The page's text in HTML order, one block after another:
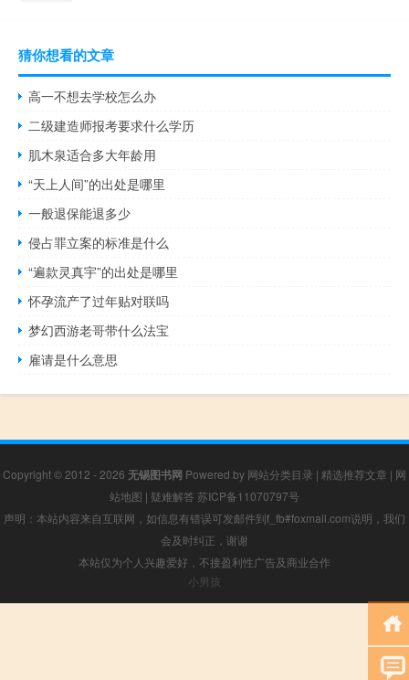
猜你想看的文章
高一不想去学校怎么办
二级建造师报考要求什么学历
肌木泉适合多大年龄用
“天上人间”的出处是哪里
一般退保能退多少
侵占罪立案的标准是什么
“遍款灵真宇”的出处是哪里
怀孕流产了过年贴对联吗
梦幻西游老哥带什么法宝
雇请是什么意思
Copyright © 2012 - 2026 无锡图书网 Powered by 网站分类目录 | 精选推荐文章 | 网
站地图 | 疑难解答 苏ICP备11070797号
声明：本站内容来自互联网，如信息有错误可发邮件到f_fb#foxmail.com说明，我们
会及时纠正，谢谢
本站仅为个人兴趣爱好，不接盈利性广告及商业合作
小男孩